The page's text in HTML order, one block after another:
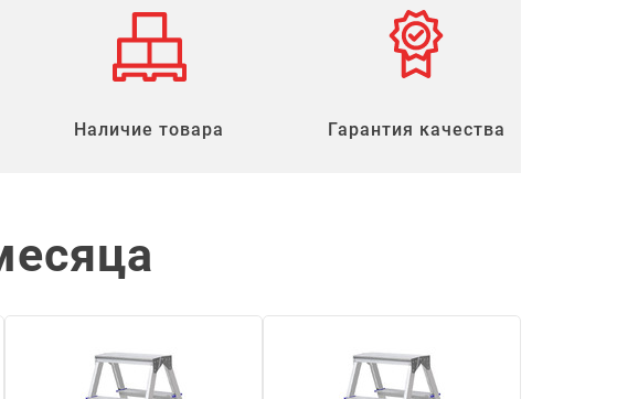
Наличие товара Гарантия качества